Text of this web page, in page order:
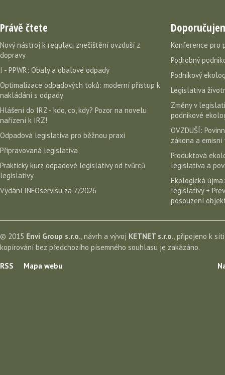
Právě čtete
Nový nástroj k regulaci znečištění ovzduší z
dopravy
I - PPWR: Obaly a obalové odpady
Optimalizace odpadových toků: moderní přístup k
nakládání s odpady
Hlášení do IRZ - kdo, co, kdy? Pozor na novelu
nařízení k IRZ!
Odpadová legislativa pro běžnou praxi
Připravovaná legislativa
Praktický kurz odpadové legislativy od tvůrců
legislativy
Vydání INFOservisu za 7/2026
Konference pro
Podrobný
Podnikový
Legislativa
Změny v
podnikové
OVZDUŠÍ:
zákona a emisní
Produktová
legislativa a
Ekologická
legislativy +
posouzení
© 2015 Envi Group s.r.o., návrh a vývoj KETNET s.r.o., připojeno k
kopírování bez předchozího písemného souhlasu je zakázáno.
RSS
Mapa webu